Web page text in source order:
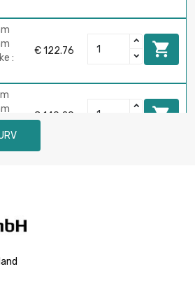
:
€ 122.76 
:
€ 140.29 